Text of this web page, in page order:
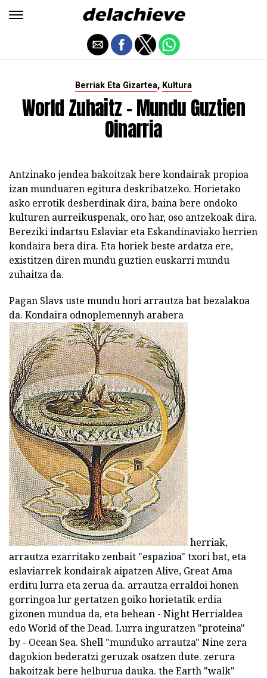
Berriak Eta Gizartea, Kultura
World Zuhaitz - Mundu Guztien
Oinarria
Antzinako jendea bakoitzak bere kondairak propioa
izan munduaren egitura deskribatzeko. Horietako
asko errotik desberdinak dira, baina bere ondoko
kulturen aurreikuspenak, oro har, oso antzekoak dira.
Bereziki indartsu Eslaviar eta Eskandinaviako herrien
kondaira bera dira. Eta horiek beste ardatza ere,
existitzen diren mundu guztien euskarri mundu
zuhaitza da.
Pagan Slavs uste mundu hori arrautza bat bezalakoa
da. Kondaira odnoplemennyh arabera
herriak,
arrautza ezarritako zenbait "espazioa" txori bat, eta
eslaviarrek kondairak aipatzen Alive, Great Ama
erditu lurra eta zerua da. arrautza erraldoi honen
gorringoa lur gertatzen goiko horietatik erdia
gizonen mundua da, eta behean - Night Herrialdea
edo World of the Dead. Lurra inguratzen "proteina"
by - Ocean Sea. Shell "munduko arrautza" Nine zera
dagokion bederatzi geruzak osatzen dute. zerura
bakoitzak bere helburua dauka. the Earth "walk"